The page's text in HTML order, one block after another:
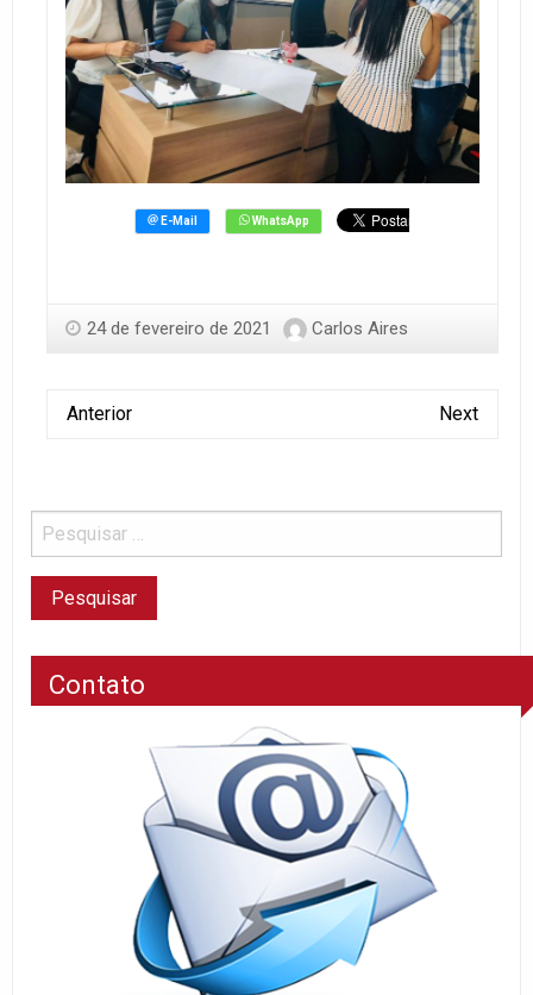
24 de fevereiro de 2021 Carlos Aires
Anterior Next
Contato